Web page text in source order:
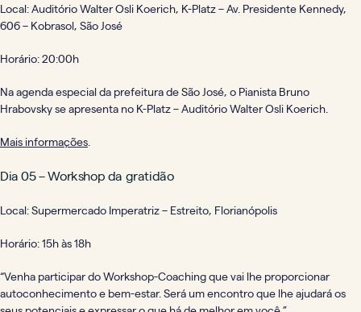
Local: Auditório Walter Osli Koerich, K-Platz – Av. Presidente Kennedy,
606 – Kobrasol, São José
Horário: 20:00h
Na agenda especial da prefeitura de São José, o Pianista Bruno
Hrabovsky se apresenta no K-Platz – Auditório Walter Osli Koerich.
Mais informações
Dia 05 – Workshop da gratidão
Local: Supermercado Imperatriz – Estreito, Florianópolis
Horário: 15h às 18h
“Venha participar do Workshop-Coaching que vai lhe proporcionar
autoconhecimento e bem-estar. Será um encontro que lhe ajudará os